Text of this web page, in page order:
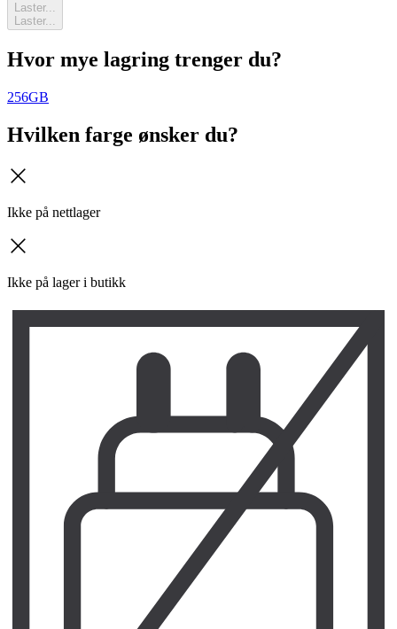
Laster...
Laster...
Hvor mye lagring trenger du?
256GB
Hvilken farge ønsker du?
Ikke på nettlager
Ikke på lager i butikk